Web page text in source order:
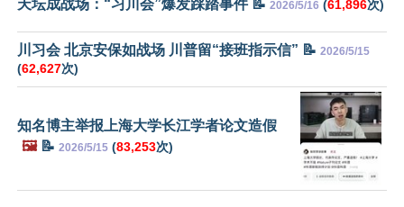
天坛成战场：“习川会”爆发踩踏事件 📝 2026/5/16 (61,896次)
川习会 北京安保如战场 川普留“接班指示信” 📝 2026/5/15
(62,627次)
知名博主举报上海大学长江学者论文造假
🖼️📝 2026/5/15 (83,253次)